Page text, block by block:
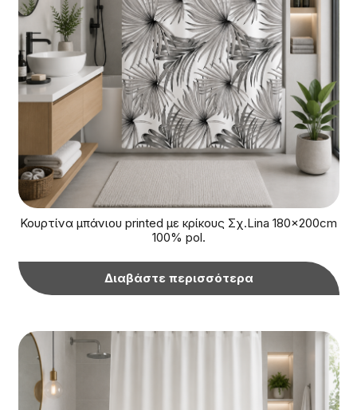
Κουρτίνα μπάνιου printed με κρίκους Σχ.Lina 180x200cm
100% pol.
Διαβάστε περισσότερα